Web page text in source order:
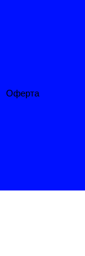
​Оферта